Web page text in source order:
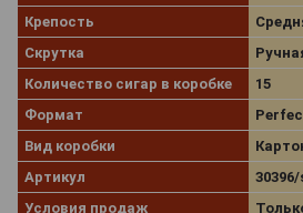
Крепость
Скрутка
Количество сигар в коробке
15
Формат
Вид коробки
Артикул
30396/
Условия продаж